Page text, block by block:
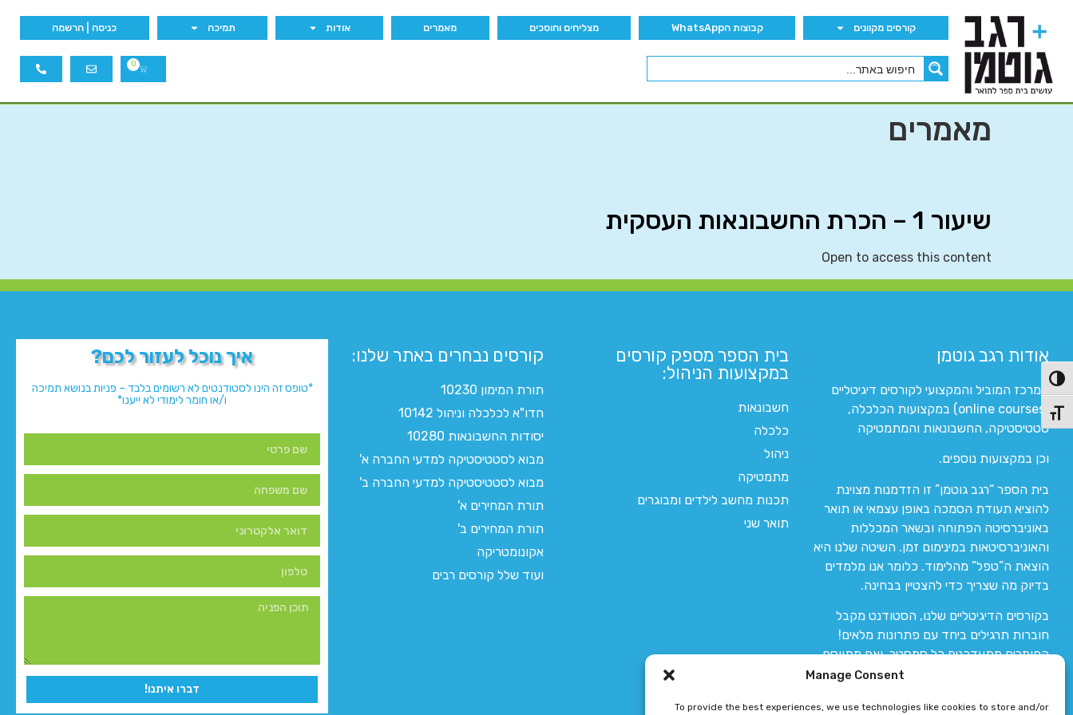
Manage Consent
To provide the best experiences, we use technologies like cookies to store and/or
הפעל/כבה ניגודיות גבוהה
מתג גודל גופן
קורסים מקוונים קבוצות הWhatsApp מצליחים וחוסכים מאמרים אודות תמיכה כניסה | הרשמה
0
מאמרים
שיעור 1 – הכרת החשבונאות העסקית
Open to access this content
אודות רגב גוטמן
המרכז המוביל והמקצועי לקורסים דיגיטליים
(online courses) במקצועות הכלכלה,
סטטיסטיקה, החשבונאות והמתמטיקה
וכן במקצועות נוספים.
בית הספר “רגב גוטמן” זו הזדמנות מצוינת
להוציא תעודת הסמכה באופן עצמאי או תואר
באוניברסיטה הפתוחה ובשאר המכללות
והאוניברסיטאות במינימום זמן. השיטה שלנו היא
הוצאת ה”טפל” מהלימוד. כלומר אנו מלמדים
בדיוק מה שצריך כדי להצטיין בבחינה.
בקורסים הדיגיטליים שלנו, הסטודנט מקבל
חוברות תרגילים ביחד עם פתרונות מלאים!
החומרים מתעדכנים כל סמסטר, ואם מתווסף
חומר חדש אז הקורס מתעדכן יחד איתו.
בית הספר מספק קורסים
במקצועות הניהול:
חשבונאות
כלכלה
ניהול
מתמטיקה
תכנות מחשב לילדים ומבוגרים
תואר שני
קורסים נבחרים באתר שלנו:​
תורת המימון 10230
חדו"א לכלכלה וניהול 10142
יסודות החשבונאות 10280
מבוא לסטטיסטיקה למדעי החברה א'
מבוא לסטטיסטיקה למדעי החברה ב'
תורת המחירים א'
תורת המחירים ב'
אקונומטריקה
ועוד שלל קורסים רבים
איך נוכל לעזור לכם?
*טופס זה הינו לסטודנטים לא רשומים בלבד – פניות בנושא תמיכה
ו/או חומר לימודי לא ייענו*
דברו איתנו!